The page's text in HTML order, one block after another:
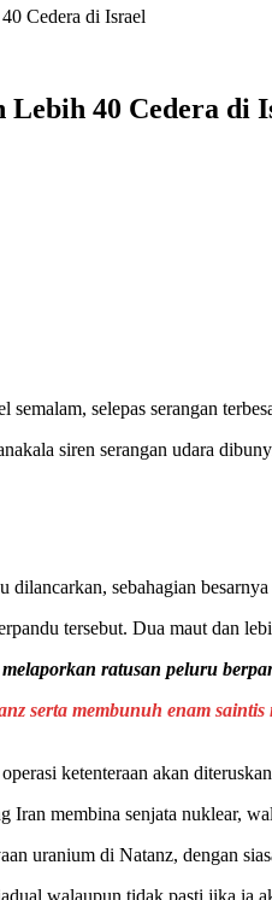
Cedera di Israel
Lebih 40 Cedera di
selepas serangan
siren serangan udara
sebahagian
tersebut. Dua maut dan
ratusan peluru
serta membunuh enam
ketenteraan akan
Iran membina senjata nuklear,
uranium di Natanz, dengan
walaupun tidak pasti jika ia